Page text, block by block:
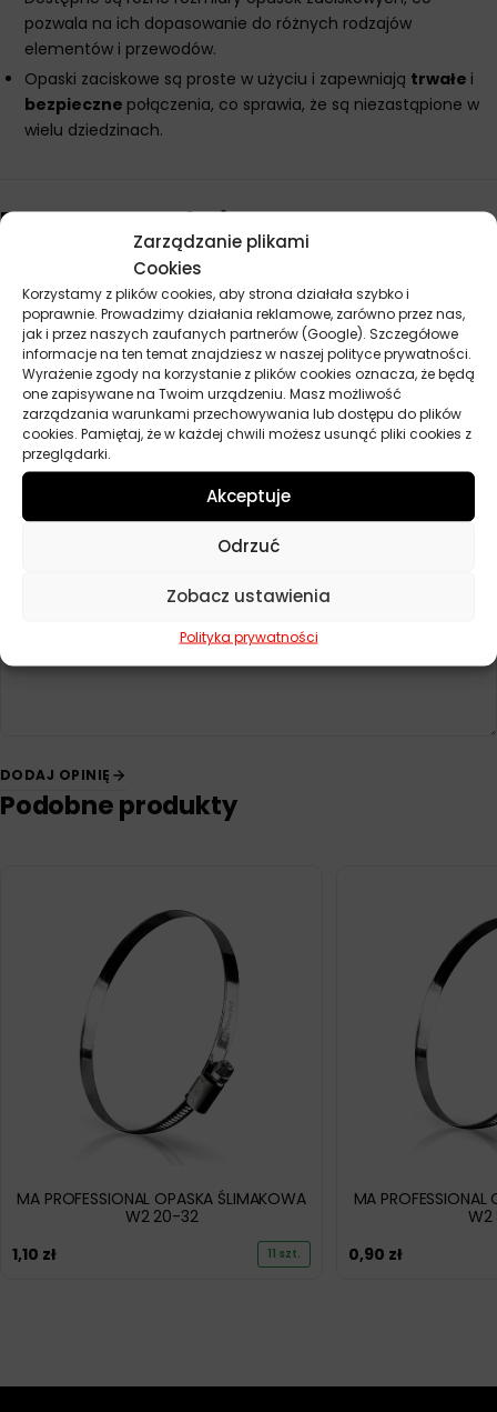
Zarządzanie plikami
Cookies
Korzystamy z plików cookies, aby strona działała szybko i
poprawnie. Prowadzimy działania reklamowe, zarówno przez nas,
jak i przez naszych zaufanych partnerów (Google). Szczegółowe
informacje na ten temat znajdziesz w naszej polityce prywatności.
Wyrażenie zgody na korzystanie z plików cookies oznacza, że będą
one zapisywane na Twoim urządzeniu. Masz możliwość
zarządzania warunkami przechowywania lub dostępu do plików
cookies. Pamiętaj, że w każdej chwili możesz usunąć pliki cookies z
przeglądarki.
Akceptuje
Odrzuć
Zobacz ustawienia
Polityka prywatności
pozwala na ich dopasowanie do różnych rodzajów
elementów i przewodów.
Opaski zaciskowe są proste w użyciu i zapewniają trwałe i
bezpieczne połączenia, co sprawia, że są niezastąpione w
wielu dziedzinach.
Parametry techniczne
Opinie
Na razie nie ma opinii o produkcie.
Dodaj opinię
DODAJ OPINIĘ
Podobne produkty
MA PROFESSIONAL OPASKA ŚLIMAKOWA
W2 20-32
1,10 zł 11 szt.
MA
W2
0,90 zł